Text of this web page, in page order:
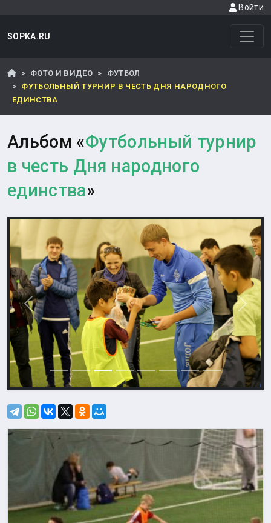
Войти
SOPKA.RU
ФОТО И ВИДЕО
ФУТБОЛ
ФУТБОЛЬНЫЙ ТУРНИР В ЧЕСТЬ ДНЯ НАРОДНОГО
ЕДИНСТВА
Альбом «Футбольный турнир
в честь Дня народного
единства»
Назад